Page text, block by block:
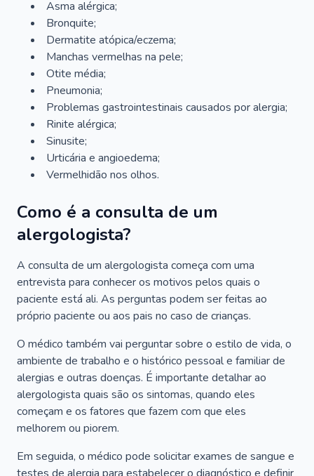
Asma alérgica;
Bronquite;
Dermatite atópica/eczema;
Manchas vermelhas na pele;
Otite média;
Pneumonia;
Problemas gastrointestinais causados por alergia;
Rinite alérgica;
Sinusite;
Urticária e angioedema;
Vermelhidão nos olhos.
Como é a consulta de um
alergologista?
A consulta de um alergologista começa com uma
entrevista para conhecer os motivos pelos quais o
paciente está ali. As perguntas podem ser feitas ao
próprio paciente ou aos pais no caso de crianças.
O médico também vai perguntar sobre o estilo de vida, o
ambiente de trabalho e o histórico pessoal e familiar de
alergias e outras doenças. É importante detalhar ao
alergologista quais são os sintomas, quando eles
começam e os fatores que fazem com que eles
melhorem ou piorem.
Em seguida, o médico pode solicitar exames de sangue e